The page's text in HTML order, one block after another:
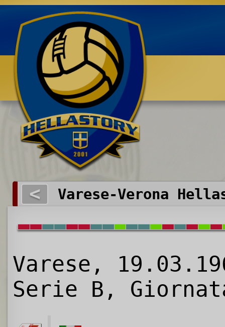
Benvenuti su HELLASTORY.net
< Varese-Verona
Varese,
Serie B,